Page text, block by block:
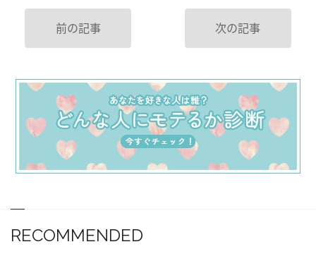
前の記事 次の記事
RECOMMENDED